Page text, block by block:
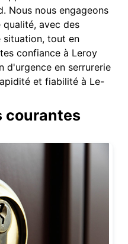
Nous nous engageons
avec des
situation, tout en
confiance à Leroy
d'urgence en serrurerie
et fiabilité à Le-
courantes